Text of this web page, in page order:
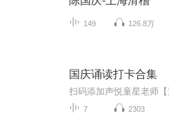
149 126.8万
国庆诵读打卡合集
7 2303